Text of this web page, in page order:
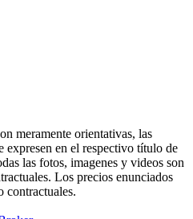
meramente orientativas, las
expresen en el respectivo título de
las fotos, imagenes y videos son
Los precios enunciados
contractuales.